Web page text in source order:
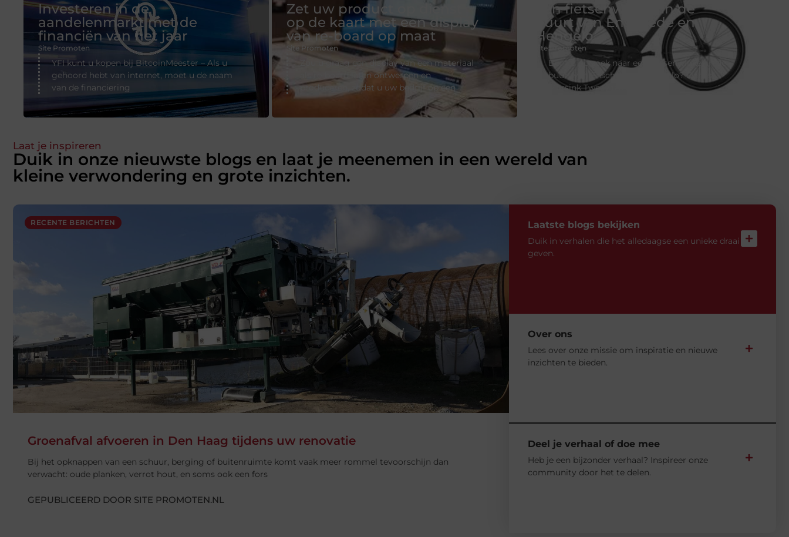
Investeren in de
aandelenmarkt met de
financiën van het jaar
Site Promoten
YFI kunt u kopen bij BitcoinMeester – Als u
gehoord hebt van internet, moet u de naam
van de financiering
Zet uw product op dienst
op de kaart met een display
van re-board op maat
Site Promoten
Zou u graag een display van een materiaal
als re-board laten ontwerpen en
produceren, zodat u uw bedrijf op een
Een fietsenwinkel in de
buurt van Enschede en
Hengelo
Site Promoten
Bent u op zoek naar een fietsenwinkel in de
buurt van Enschede en Hengelo? Dan is
Morsink Tweewielers in Goor
Laat je inspireren
Duik in onze nieuwste blogs en laat je meenemen in een wereld van
kleine verwondering en grote inzichten.
RECENTE BERICHTEN
Groenafval afvoeren in Den Haag tijdens uw renovatie
Bij het opknappen van een schuur, berging of buitenruimte komt vaak meer rommel tevoorschijn dan
verwacht: oude planken, verrot hout, en soms ook een fors
GEPUBLICEERD DOOR SITE PROMOTEN.NL
Laatste blogs bekijken
Duik in verhalen die het alledaagse een unieke draai
geven.
Over ons
Lees over onze missie om inspiratie en nieuwe
inzichten te bieden.
Deel je verhaal of doe mee
Heb je een bijzonder verhaal? Inspireer onze
community door het te delen.